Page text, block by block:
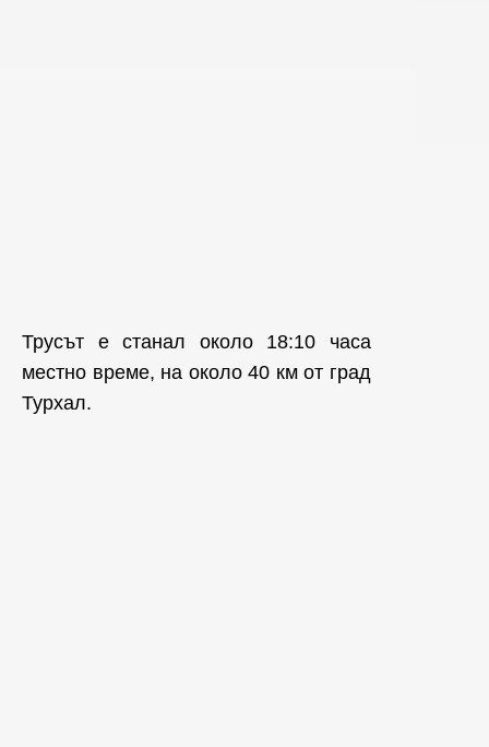
Трусът е станал около 18:10 часа
местно време, на около 40 км от град
Турхал.